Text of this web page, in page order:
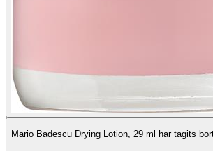
Mario Badescu Drying Lotion, 29 ml har tagits